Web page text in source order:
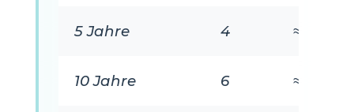
5 Jahre 4 ≈ 1.960
10 Jahre 6 ≈ 2.200